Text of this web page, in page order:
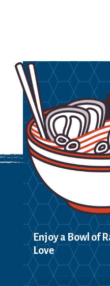
Enjoy a Bowl of
Love